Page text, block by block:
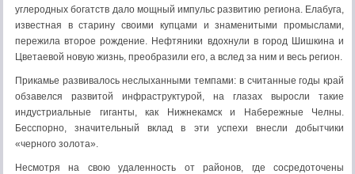
углеродных богатств дало мощный импульс развитию региона. Елабуга,
известная в старину своими купцами и знаменитыми промыслами,
пережила второе рождение. Нефтяники вдохнули в город Шишкина и
Цветаевой новую жизнь, преобразили его, а вслед за ним и весь регион.
Прикамье развивалось неслыханными темпами: в считанные годы край
обзавелся развитой инфраструктурой, на глазах выросли такие
индустриальные гиганты, как Нижнекамск и Набережные Челны.
Бесспорно, значительный вклад в эти успехи внесли добытчики
«черного золота».
Несмотря на свою удаленность от районов, где сосредоточены